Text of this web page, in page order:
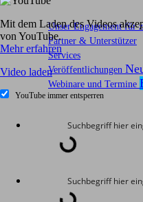
Unser Engagement für
Partner & Unterstützer
Services
Veröffentlichungen
Webinare und Termine
Mit dem Laden des Videos
von YouTube.
Mehr erfahren
Video laden
YouTube immer entsperren